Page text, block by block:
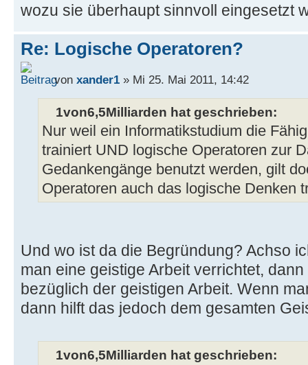
wozu sie überhaupt sinnvoll eingesetzt
Re: Logische Operatoren?
von xander1 » Mi 25. Mai 2011, 14:42
1von6,5Milliarden hat geschrieben:
Nur weil ein Informatikstudium die
trainiert UND logische Operatoren zur
Gedankengänge benutzt werden, gilt
Operatoren auch das logische Denken
Und wo ist da die Begründung? Achso
man eine geistige Arbeit verrichtet,
bezüglich der geistigen Arbeit. Wenn
dann hilft das jedoch dem gesamten
1von6,5Milliarden hat geschrieben: